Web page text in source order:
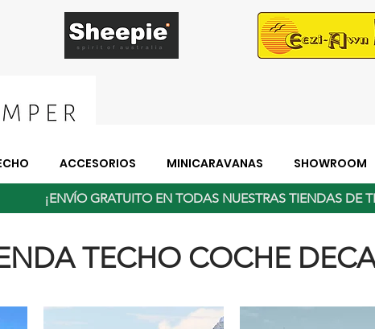
¡ENVÍO GRATUITO EN TODAS NUESTRAS TIENDAS DE
TECHO COCHE
ACCESORIOS MINICARAVANAS SHOWROOM